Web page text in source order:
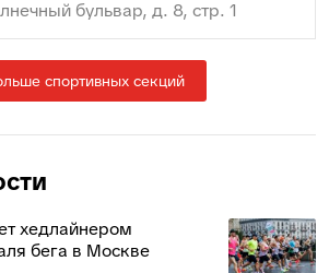
бульвар, д. 8, стр. 1
спортивных секций
хедлайнером
бега в Москве